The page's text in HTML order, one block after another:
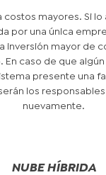
costos mayores. Si lo
por una única
inversión mayor de
En caso de que
presente una
los
nuevamente.
NUBE HÍBRIDA